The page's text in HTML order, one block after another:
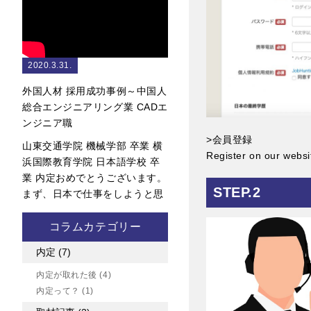
2020.3.31.
外国人材 採用成功事例～中国人
総合エンジニアリング業 CADエ
ンジニア職
山東交通学院 機械学部 卒業 横
浜国際教育学院 日本語学校 卒
業 内定おめでとうございます。
まず、日本で仕事をしようと思
コラムカテゴリー
内定 (7)
内定が取れた後(4)
内定って？(1)
>会員登録
Register on our
STEP.2